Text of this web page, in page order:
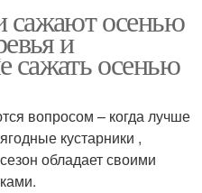
сажают осенью
и
сажать осенью
вопросом – когда лучше
кустарники ,
обладает своими